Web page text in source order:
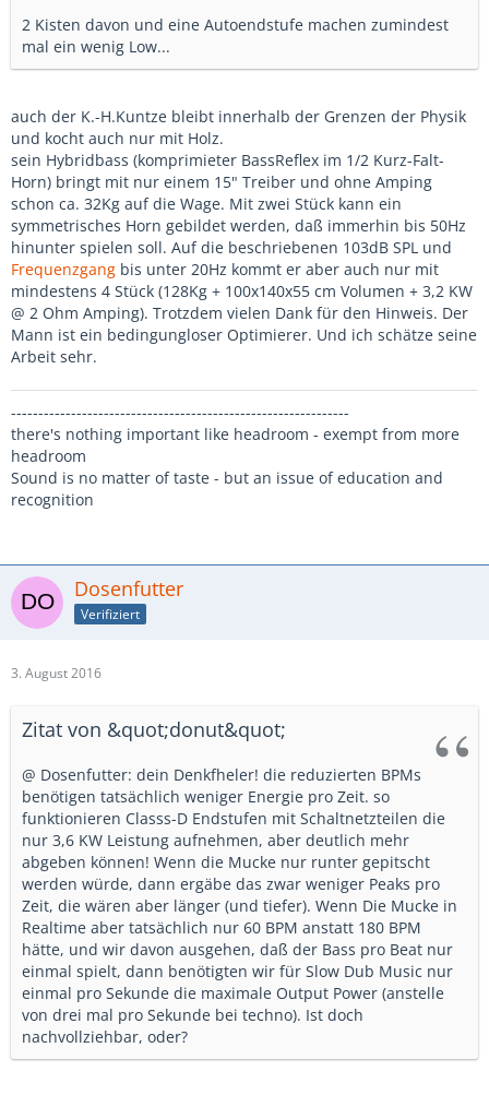
2 Kisten davon und eine Autoendstufe machen zumindest
mal ein wenig Low...
auch der K.-H.Kuntze bleibt innerhalb der Grenzen der Physik
und kocht auch nur mit Holz.
sein Hybridbass (komprimieter BassReflex im 1/2 Kurz-Falt-
Horn) bringt mit nur einem 15" Treiber und ohne Amping
schon ca. 32Kg auf die Wage. Mit zwei Stück kann ein
symmetrisches Horn gebildet werden, daß immerhin bis 50Hz
hinunter spielen soll. Auf die beschriebenen 103dB SPL und
Frequenzgang bis unter 20Hz kommt er aber auch nur mit
mindestens 4 Stück (128Kg + 100x140x55 cm Volumen + 3,2 KW
@ 2 Ohm Amping). Trotzdem vielen Dank für den Hinweis. Der
Mann ist ein bedingungloser Optimierer. Und ich schätze seine
Arbeit sehr.
--------------------------------------------------------------
there's nothing important like headroom - exempt from more
headroom
Sound is no matter of taste - but an issue of education and
recognition
Dosenfutter
Verifiziert
3. August 2016
Zitat von &quot;donut&quot;
@ Dosenfutter: dein Denkfheler! die reduzierten BPMs
benötigen tatsächlich weniger Energie pro Zeit. so
funktionieren Classs-D Endstufen mit Schaltnetzteilen die
nur 3,6 KW Leistung aufnehmen, aber deutlich mehr
abgeben können! Wenn die Mucke nur runter gepitscht
werden würde, dann ergäbe das zwar weniger Peaks pro
Zeit, die wären aber länger (und tiefer). Wenn Die Mucke in
Realtime aber tatsächlich nur 60 BPM anstatt 180 BPM
hätte, und wir davon ausgehen, daß der Bass pro Beat nur
einmal spielt, dann benötigten wir für Slow Dub Music nur
einmal pro Sekunde die maximale Output Power (anstelle
von drei mal pro Sekunde bei techno). Ist doch
nachvollziehbar, oder?